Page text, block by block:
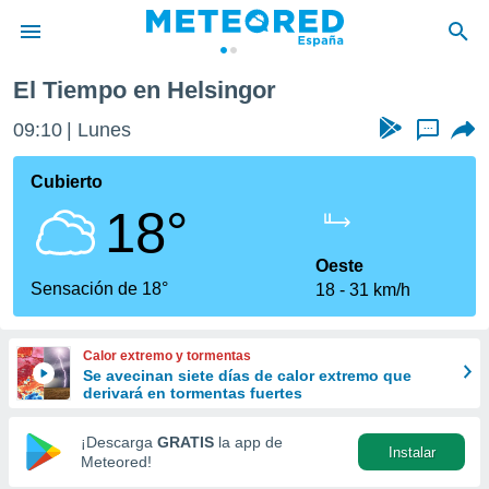
de
por
se
calidad.
a este
las
y
forma
digital
basada
El Tiempo en Helsingor
09:10 Lunes ...
Cubierto
18°
Sensación de 18°
Oeste
18
31 km/h
Calor extremo y tormentas
Se avecinan siete días de calor extremo que
derivará en tormentas fuertes
¡Descarga GRATIS la app de
Meteored!
Instalar